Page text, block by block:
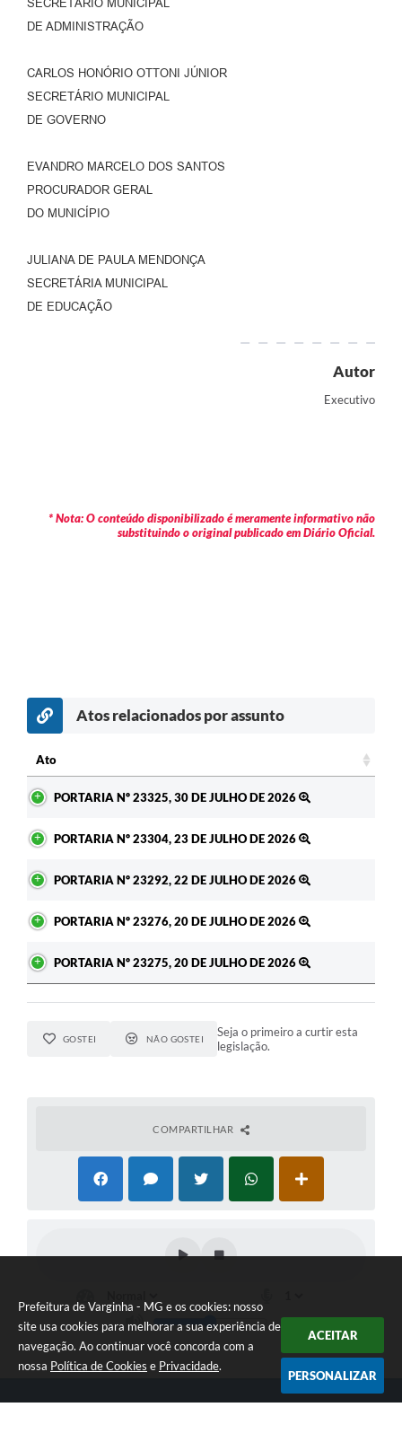
Prefeitura de Varginha - MG e os cookies: nosso
site usa cookies para melhorar a sua experiência de
navegação. Ao continuar você concorda com a
nossa Política de Cookies e Privacidade.
ACEITAR
PERSONALIZAR
SECRETÁRIO MUNICIPAL
DE ADMINISTRAÇÃO
CARLOS HONÓRIO OTTONI JÚNIOR
SECRETÁRIO MUNICIPAL
DE GOVERNO
EVANDRO MARCELO DOS SANTOS
PROCURADOR GERAL
DO MUNICÍPIO
JULIANA DE PAULA MENDONÇA
SECRETÁRIA MUNICIPAL
DE EDUCAÇÃO
Autor
Executivo
* Nota: O conteúdo disponibilizado é meramente informativo não
substituindo o original publicado em Diário Oficial.
Atos relacionados por assunto
Ato
PORTARIA Nº 23325, 30 DE JULHO DE 2026
PORTARIA Nº 23304, 23 DE JULHO DE 2026
PORTARIA Nº 23292, 22 DE JULHO DE 2026
PORTARIA Nº 23276, 20 DE JULHO DE 2026
PORTARIA Nº 23275, 20 DE JULHO DE 2026
GOSTEI NÃO GOSTEI
Seja o primeiro a curtir esta
legislação.
COMPARTILHAR